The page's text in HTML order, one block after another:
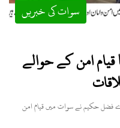
سوات کی خبریں
امن کے حوالے
، 19 ستمبر 2018ء) ایم پی اے فضل حکیم نے سوات میں قیام امن